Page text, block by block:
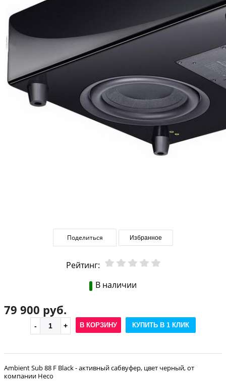
Поделиться Избранное
Рейтинг:
В наличии
79 900 руб.
В КОРЗИНУ КУПИТЬ В 1 КЛИК
Ambient Sub 88 F Black - активный сабвуфер, цвет черный, от
компании Heco